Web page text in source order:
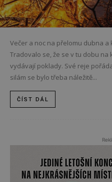
Večer a noc na přelomu dubna a
Tradovalo se, že se v tu dobu
vydávají poklady. Své reje
silám se bylo třeba náležitě...
ČÍST DÁL